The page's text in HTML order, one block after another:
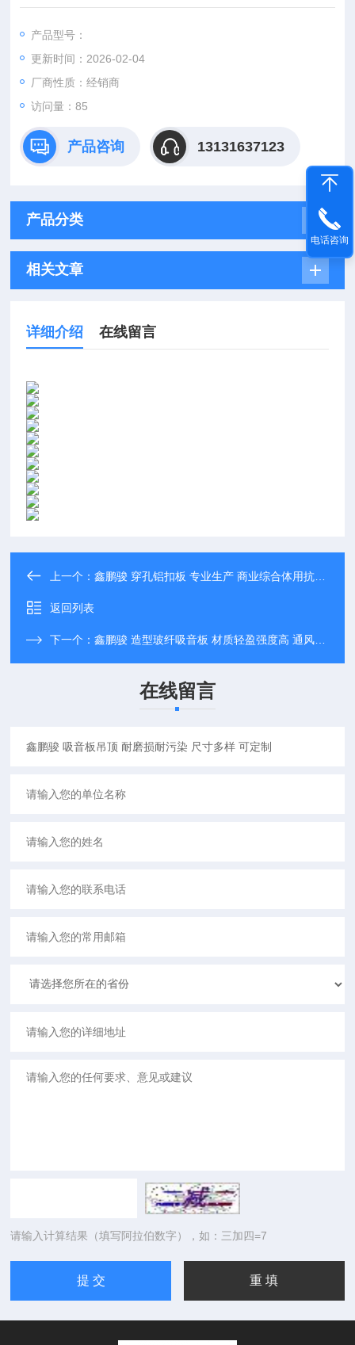
产品型号：
更新时间：2026-02-04
厂商性质：经销商
访问量：85
产品咨询 13131637123
产品分类
相关文章
详细介绍 在线留言
上一个：鑫鹏骏 穿孔铝扣板 专业生产 商业综合体用抗冲击力强 实力工厂
返回列表
下一个：鑫鹏骏 造型玻纤吸音板 材质轻盈强度高 通风透气 批量供应
在线留言
请输入计算结果（填写阿拉伯数字），如：三加四=7
电话咨询